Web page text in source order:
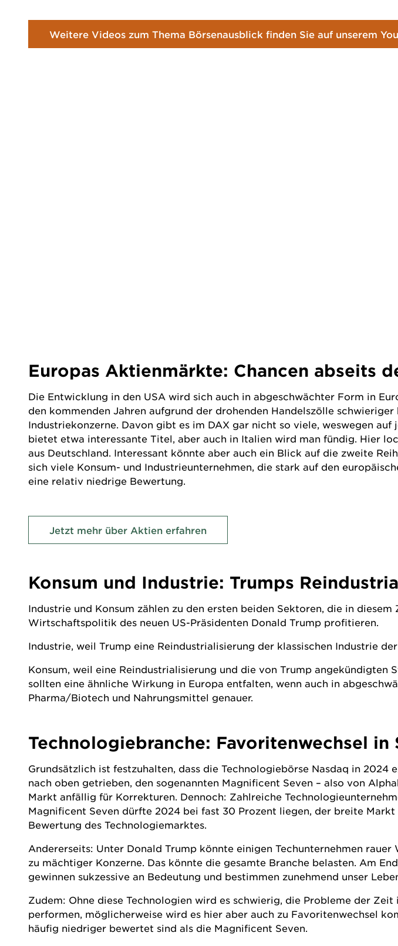
Weitere Videos zum Thema Börsenausblick finden Sie auf unserem
Europas Aktienmärkte: Chancen abseits
Die Entwicklung in den USA wird sich auch in abgeschwächter Form in
den kommenden Jahren aufgrund der drohenden Handelszölle
Industriekonzerne. Davon gibt es im DAX gar nicht so viele, weswegen auf
bietet etwa interessante Titel, aber auch in Italien wird man fündig. Hier
aus Deutschland. Interessant könnte aber auch ein Blick auf die zweite
sich viele Konsum- und Industrieunternehmen, die stark auf den
eine relativ niedrige Bewertung.
Jetzt mehr über Aktien erfahren
Konsum und Industrie: Trumps
Industrie und Konsum zählen zu den ersten beiden Sektoren, die in
Wirtschaftspolitik des neuen US-Präsidenten Donald Trump profitieren.
Industrie, weil Trump eine Reindustrialisierung der klassischen Industrie
Konsum, weil eine Reindustrialisierung und die von Trump
sollten eine ähnliche Wirkung in Europa entfalten, wenn auch in
Pharma/Biotech und Nahrungsmittel genauer.
Technologiebranche: Favoritenwechsel in
Grundsätzlich ist festzuhalten, dass die Technologiebörse Nasdaq in
nach oben getrieben, den sogenannten Magnificent Seven – also von
Markt anfällig für Korrekturen. Dennoch: Zahlreiche
Magnificent Seven dürfte 2024 bei fast 30 Prozent liegen, der breite
Bewertung des Technologiemarktes.
Andererseits: Unter Donald Trump könnte einigen Techunternehmen
zu mächtiger Konzerne. Das könnte die gesamte Branche belasten. Am
gewinnen sukzessive an Bedeutung und bestimmen zunehmend unser
Zudem: Ohne diese Technologien wird es schwierig, die Probleme der
performen, möglicherweise wird es hier aber auch zu Favoritenwechsel
häufig niedriger bewertet sind als die Magnificent Seven.